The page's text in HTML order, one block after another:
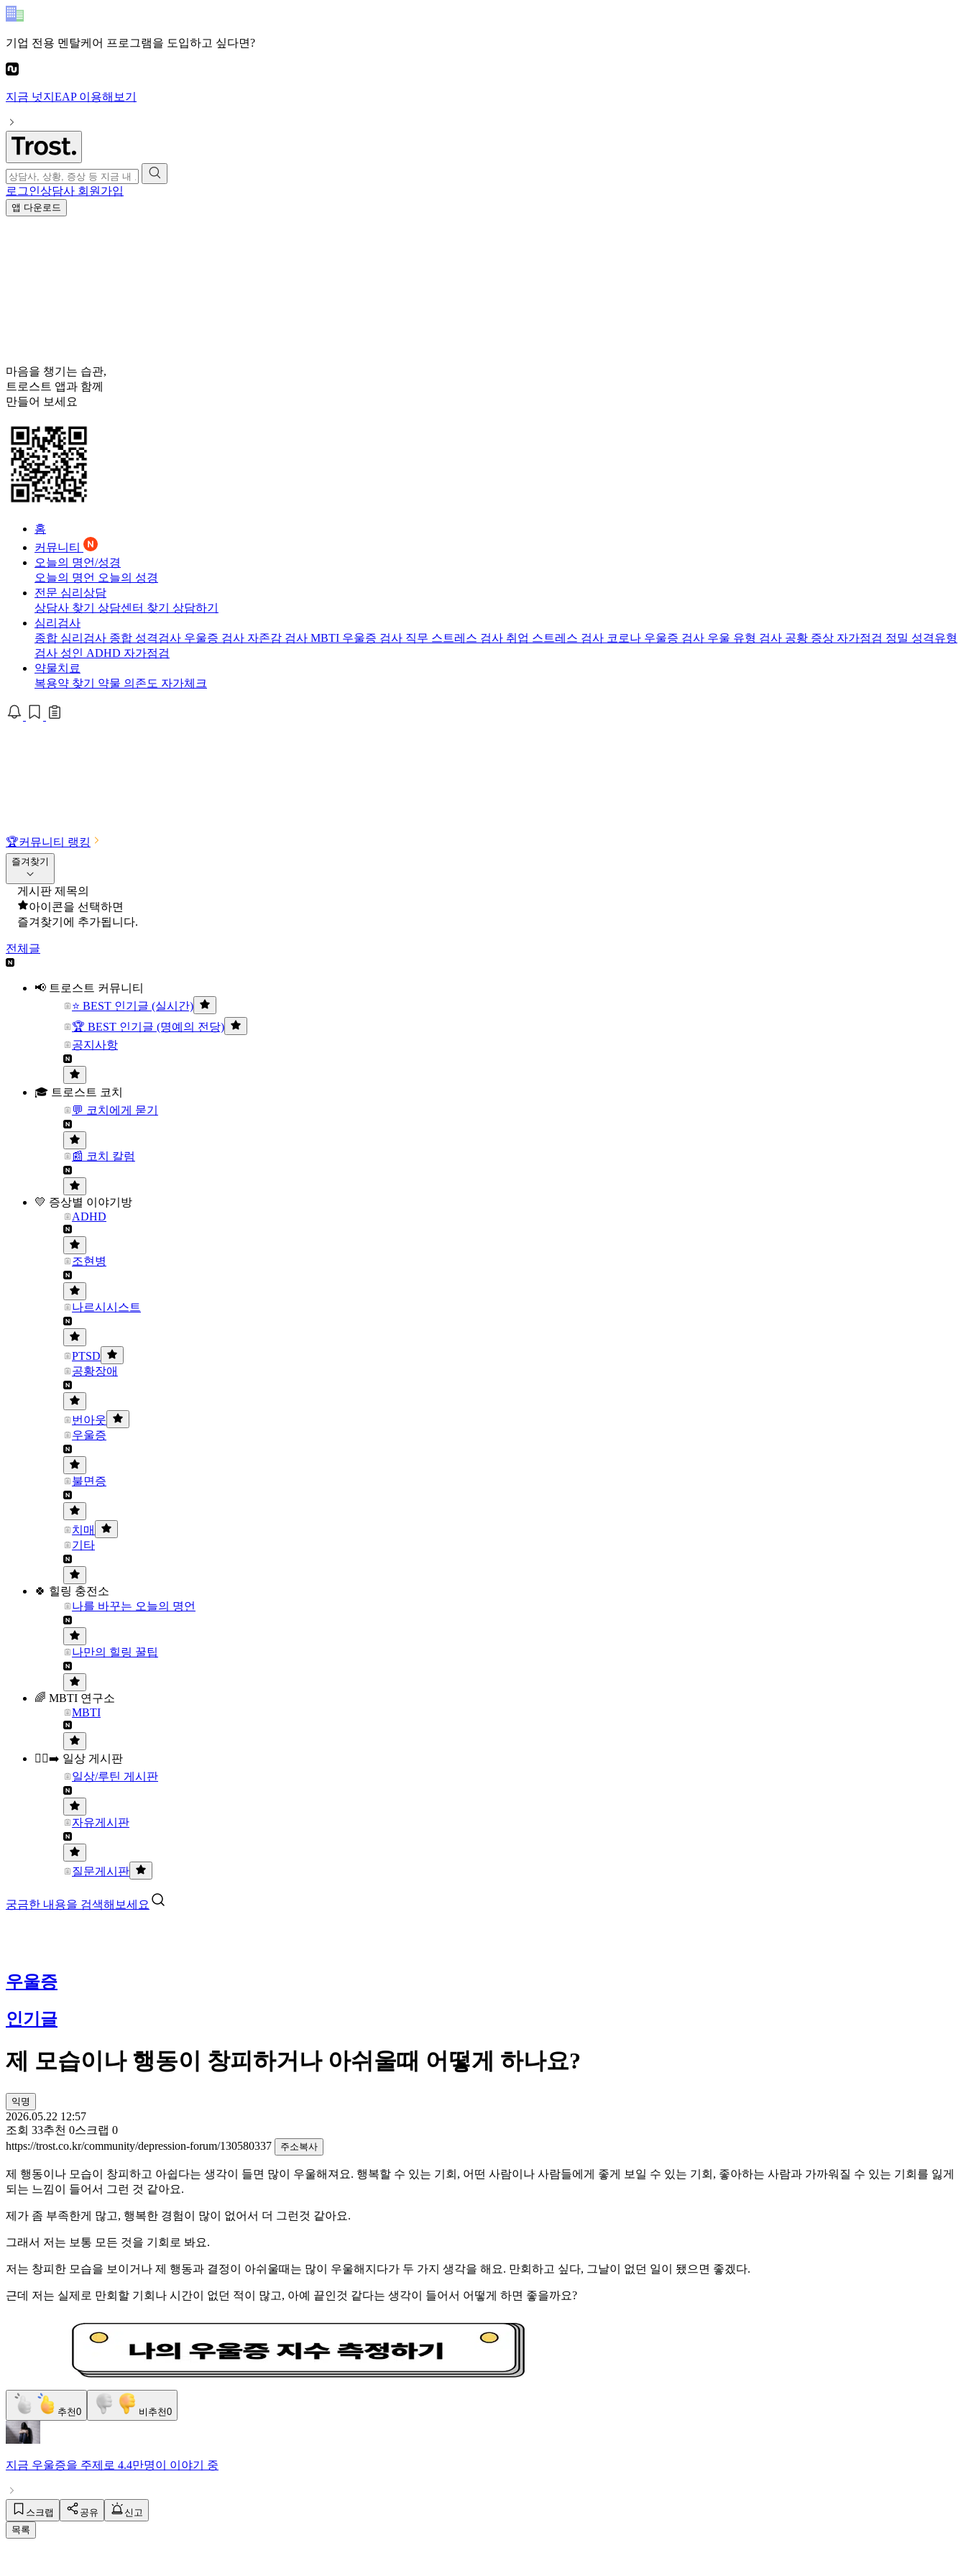
기업 전용 멘탈케어 프로그램을 도입하고 싶다면?
지금 넛지EAP이용해보기
로그인상담사 회원가입
앱 다운로드
마음을 챙기는 습관,
트로스트 앱과 함께
만들어 보세요
홈
커뮤니티
오늘의 명언/성경
오늘의 명언 오늘의 성경
전문 심리상담
상담사 찾기 상담센터 찾기 상담하기
심리검사
종합 심리검사 종합 성격검사 우울증 검사 자존감 검사 MBTI 우울증 검사 직무 스트레스 검사 취업 스트레스 검사 코로나 우울증 검사 우울 유형 검사 공황 증상 자가점검 정밀 성격유형
검사 성인 ADHD 자가점검
약물치료
복용약 찾기 약물 의존도 자가체크
🏆커뮤니티 랭킹
즐겨찾기
게시판 제목의
아이콘을 선택하면
즐겨찾기에 추가됩니다.
전체글
📢 트로스트 커뮤니티
⭐ BEST 인기글 (실시간)
🏆 BEST 인기글 (명예의 전당)
공지사항
🎓 트로스트 코치
💬 코치에게 묻기
📰 코치 칼럼
💛 증상별 이야기방
ADHD
조현병
나르시시스트
PTSD
공황장애
번아웃
우울증
불면증
치매
기타
🍀 힐링 충전소
나를 바꾸는 오늘의 명언
나만의 힐링 꿀팁
🌈 MBTI 연구소
MBTI
🏃‍♀️‍➡️ 일상 게시판
일상/루틴 게시판
자유게시판
질문게시판
궁금한 내용을 검색해보세요
우울증
인기글
제 모습이나 행동이 창피하거나 아쉬울때 어떻게 하나요?
익명
2026.05.22 12:57
조회 33추천 0스크랩 0
https://trost.co.kr/community/depression-forum/130580337
주소복사
제 행동이나 모습이 창피하고 아쉽다는 생각이 들면 많이 우울해져요. 행복할 수 있는 기회, 어떤 사람이나 사람들에게 좋게 보일 수 있는 기회, 좋아하는 사람과 가까워질 수 있는 기회를 잃게
되는 느낌이 들어서 그런 것 같아요.
제가 좀 부족한게 많고, 행복한 경험이 많이 없어서 더 그런것 같아요.
그래서 저는 보통 모든 것을 기회로 봐요.
저는 창피한 모습을 보이거나 제 행동과 결정이 아쉬울때는 많이 우울해지다가 두 가지 생각을 해요. 만회하고 싶다, 그날이 없던 일이 됐으면 좋겠다.
근데 저는 실제로 만회할 기회나 시간이 없던 적이 많고, 아예 끝인것 같다는 생각이 들어서 어떻게 하면 좋을까요?
추천0 비추천0
지금 우울증을 주제로 4.4만명이 이야기 중
스크랩 공유
신고
목록